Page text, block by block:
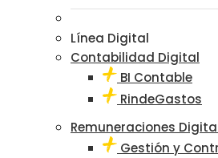
Línea Digital
Contabilidad Digital
BI Contable
RindeGastos
Remuneraciones
Gestión y